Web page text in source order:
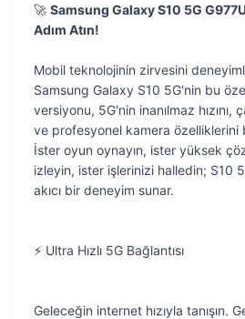
🚀 Samsung Galaxy S10 5G
Adım Atın!
Mobil teknolojinin zirvesini
Samsung Galaxy S10 5G'nin bu
versiyonu, 5G'nin inanılmaz hızını,
ve profesyonel kamera özelliklerini
İster oyun oynayın, ister yüksek
izleyin, ister işlerinizi halledin; S10
akıcı bir deneyim sunar.
⚡️ Ultra Hızlı 5G Bağlantısı
Geleceğin internet hızıyla tanışın.